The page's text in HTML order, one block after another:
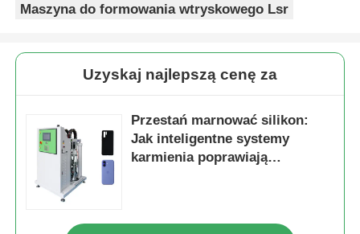
Maszyna do formowania wtryskowego Lsr
Uzyskaj najlepszą cenę za
Przestań marnować silikon:
Jak inteligentne systemy
karmienia poprawiają